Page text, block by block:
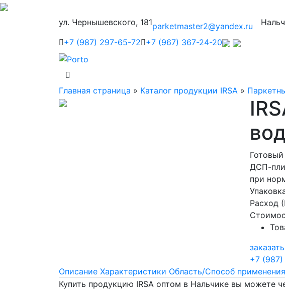
ул. Чернышевского, 181parketmaster2@yandex.ru
+7 (987) 297-65-72 +7 (967) 367-24-20
Главная страница » Каталог продукции IRSA »
ДСП-
при
Расход
заказать
+7
Описание Характеристики Область/Способ применения
Купить продукцию IRSA оптом в Нальчике вы можете